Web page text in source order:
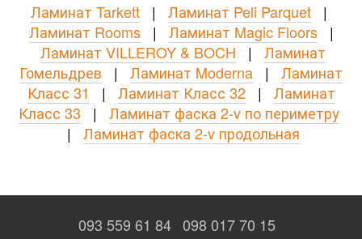
Ламинат Tarkett | Ламинат Peli Parquet |
Ламинат Rooms| Ламинат Magic Floors|
Ламинат VILLEROY & BOCH | Ламинат
Гомельдрев | Ламинат Moderna | Ламинат
Класс 31 | Ламинат Класс 32| Ламинат
Класс 33 | Ламинат фаска 2-v по периметру
| Ламинат фаска 2-v продольная
093 559 61 84 098 017 70 15